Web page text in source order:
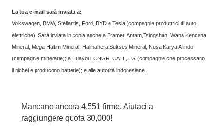
La tua e-mail sarà inviata a:
Volkswagen, BMW, Stellantis, Ford, BYD e Tesla (compagnie produttrici di auto
elettriche). Sarà inviata in copia anche a Eramet, Antam,Tsingshan, Wana Kencana
Mineral, Mega Haltim Mineral, Halmahera Sukses Mineral, Nusa Karya Arindo
(compagnie minerarie); a Huayou, CNGR, CATL, LG (compagnie che processano
il nichel e producono batterie); e alle autorità indonesiane.
Mancano ancora 4,551 firme. Aiutaci a
raggiungere quota 30,000!